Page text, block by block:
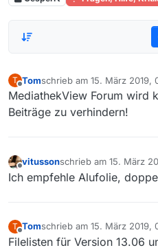
T
Offline
Tomschrieb am 15. März 2019,
zuletzt editiert von
MediathekView Forum wird
Beiträge zu verhindern!
vitussonschrieb am 15. März
zuletzt editiert von
Ich empfehle Alufolie,
T
Offline
Tomschrieb am 15. März 2019,
zuletzt editiert von
Filelisten für Version 13.06